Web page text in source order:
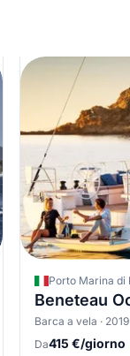
Porto Marina di
Beneteau
Barca a vela · 2019
Da415 €/giorno